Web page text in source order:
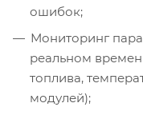
ошибок;
Мониторинг
реальном
топлива,
модулей);